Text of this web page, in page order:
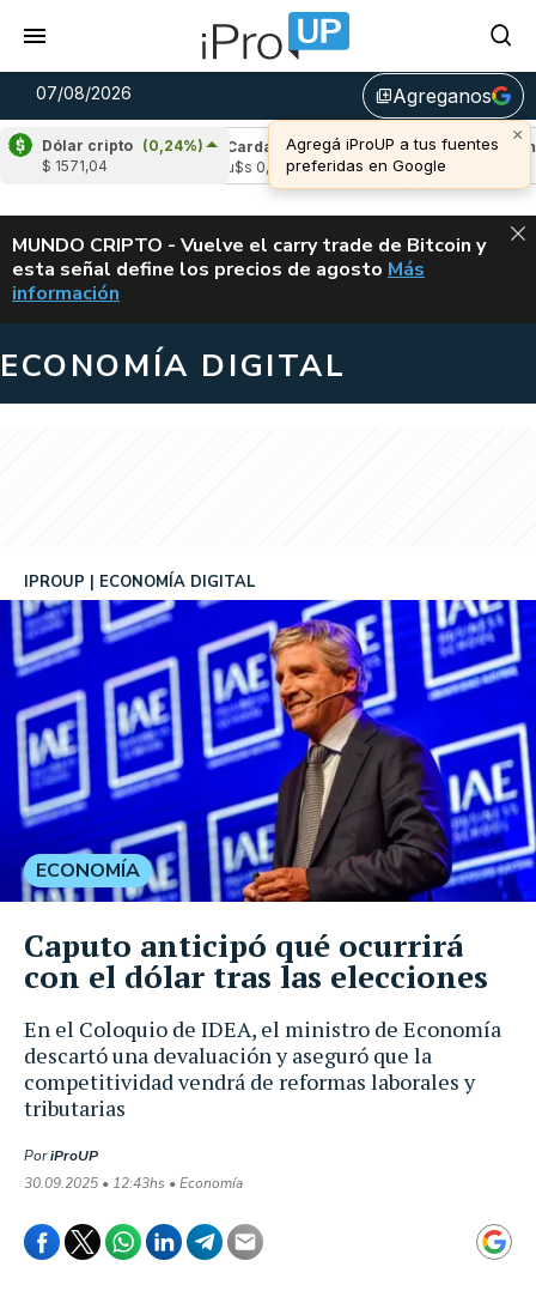
07/08/2026 library_addAgreganos
×
Agregá iProUP a tus fuentes
preferidas en Google
Dólar cripto (0,24%)
$ 1571,04
(-1,26%)
Cardano
(6,06%)
u$s 0,20
Avalanche
u$s 6,44
ALERTA
MUNDO CRIPTO - Vuelve el carry trade de Bitcoin y
esta señal define los precios de agosto VUELVE EL
Más
información
ECONOMÍA DIGITAL
En el Coloquio de IDEA, el ministro de Economía
descartó una devaluación y aseguró que la
competitividad vendrá de reformas laborales y
tributarias
IPROUP ECONOMÍA DIGITAL
PoriProUP
30.09.2025 • 12:43hs • Economía
ECONOMÍA
Caputo anticipó qué ocurrirá
con el dólar tras las elecciones